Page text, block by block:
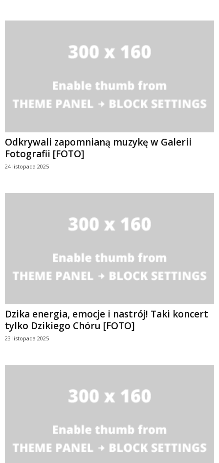
Odkrywali zapomnianą muzykę w Galerii
Fotografii [FOTO]
24 listopada 2025
Dzika energia, emocje i nastrój! Taki koncert
tylko Dzikiego Chóru [FOTO]
23 listopada 2025